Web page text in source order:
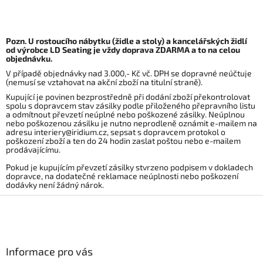
Pozn. U rostoucího nábytku (židle a stoly) a kancelářských židlí
od výrobce LD Seating je vždy doprava ZDARMA a to na celou
objednávku.
V případě objednávky nad 3.000,- Kč vč. DPH se dopravné neúčtuje
(nemusí se vztahovat na akční zboží na titulní straně).
Kupující je povinen bezprostředně při dodání zboží překontrolovat
spolu s dopravcem stav zásilky podle přiloženého přepravního listu
a odmítnout převzetí neúplné nebo poškozené zásilky. Neúplnou
nebo poškozenou zásilku je nutno neprodleně oznámit e-mailem na
adresu interiery@iridium.cz, sepsat s dopravcem protokol o
poškození zboží a ten do 24 hodin zaslat poštou nebo e-mailem
prodávajícímu.
Pokud je kupujícím převzetí zásilky stvrzeno podpisem v dokladech
dopravce, na dodatečné reklamace neúplnosti nebo poškození
dodávky není žádný nárok.
Informace pro vás